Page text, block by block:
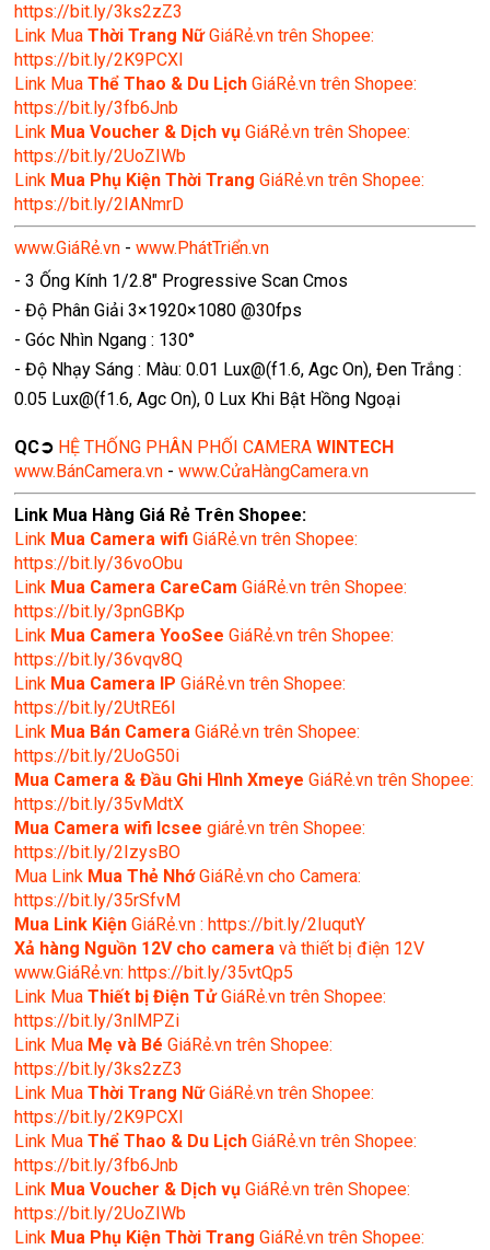
https://bit.ly/3ks2zZ3
Link MuaThời Trang NữGiáRẻ.vn trên Shopee:
https://bit.ly/2K9PCXl
Link Mua Thể Thao & Du Lịch GiáRẻ.vn trên Shopee:
https://bit.ly/3fb6Jnb
Link Mua Voucher & Dịch vụ GiáRẻ.vn trên Shopee:
https://bit.ly/2UoZIWb
Link Mua Phụ Kiện Thời TrangGiáRẻ.vn trên Shopee:
https://bit.ly/2IANmrD
www.GiáRẻ.vn -www.PhátTriển.vn
- 3 Ống Kính 1/2.8" Progressive Scan Cmos
- Độ Phân Giải 3×1920×1080 @30fps
- Góc Nhìn Ngang : 130°
- Độ Nhạy Sáng : Màu: 0.01 Lux@(f1.6, Agc On), Đen Trắng :
0.05 Lux@(f1.6, Agc On), 0 Lux Khi Bật Hồng Ngoại
QC➲ HỆ THỐNG PHÂN PHỐI CAMERAWINTECH
www.BánCamera.vn -www.CửaHàngCamera.vn
Link Mua Hàng Giá Rẻ Trên Shopee:
Link Mua Camera wifiGiáRẻ.vn trên Shopee:
https://bit.ly/36voObu
Link Mua Camera CareCam GiáRẻ.vn trên Shopee:
https://bit.ly/3pnGBKp
Link Mua Camera YooSee GiáRẻ.vn trên Shopee:
https://bit.ly/36vqv8Q
Link Mua Camera IP GiáRẻ.vn trên Shopee:
https://bit.ly/2UtRE6l
Link Mua Bán CameraGiáRẻ.vn trên Shopee:
https://bit.ly/2UoG50i
Mua Camera & Đầu Ghi Hình XmeyeGiáRẻ.vn trên Shopee:
https://bit.ly/35vMdtX
Mua Camera wifi Icsee giárẻ.vn trên Shopee:
https://bit.ly/2IzysBO
Mua Link Mua Thẻ NhớGiáRẻ.vn cho Camera:
https://bit.ly/35rSfvM
Mua Link KiệnGiáRẻ.vn : https://bit.ly/2IuqutY
Xả hàng Nguồn 12V cho cameravà thiết bị điện 12V
www.GiáRẻ.vn: https://bit.ly/35vtQp5
Link MuaThiết bị Điện TửGiáRẻ.vn trên Shopee:
https://bit.ly/3nlMPZi
Link Mua Mẹ và Bé GiáRẻ.vn trên Shopee:
https://bit.ly/3ks2zZ3
Link MuaThời Trang NữGiáRẻ.vn trên Shopee:
https://bit.ly/2K9PCXl
Link Mua Thể Thao & Du Lịch GiáRẻ.vn trên Shopee:
https://bit.ly/3fb6Jnb
Link Mua Voucher & Dịch vụ GiáRẻ.vn trên Shopee:
https://bit.ly/2UoZIWb
Link Mua Phụ Kiện Thời TrangGiáRẻ.vn trên Shopee: